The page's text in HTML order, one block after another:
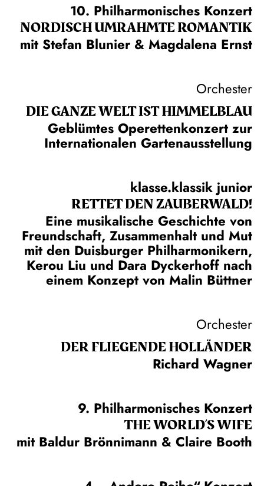
10. Philharmonisches Konzert
NORDISCH UMRAHMTE ROMANTIK
mit Stefan Blunier & Magdalena Ernst
Orchester
DIE GANZE WELT IST HIMMEL­BLAU
Geblümtes Operettenkonzert zur
Internationalen Gartenausstellung
klasse.klassik junior
RETTET DEN ZAUBERWALD!
Eine musikalische Geschichte von
Freundschaft, Zusammenhalt und Mut
mit den Duisburger Philharmonikern,
Kerou Liu und Dara Dyckerhoff nach
einem Konzept von Malin Büttner
Orchester
DER FLIE­GEN­DE HOL­LÄN­DER
Richard Wagner
9. Philharmonisches Konzert
THE WORLD’S WIFE
mit Baldur Brönnimann & Claire Booth